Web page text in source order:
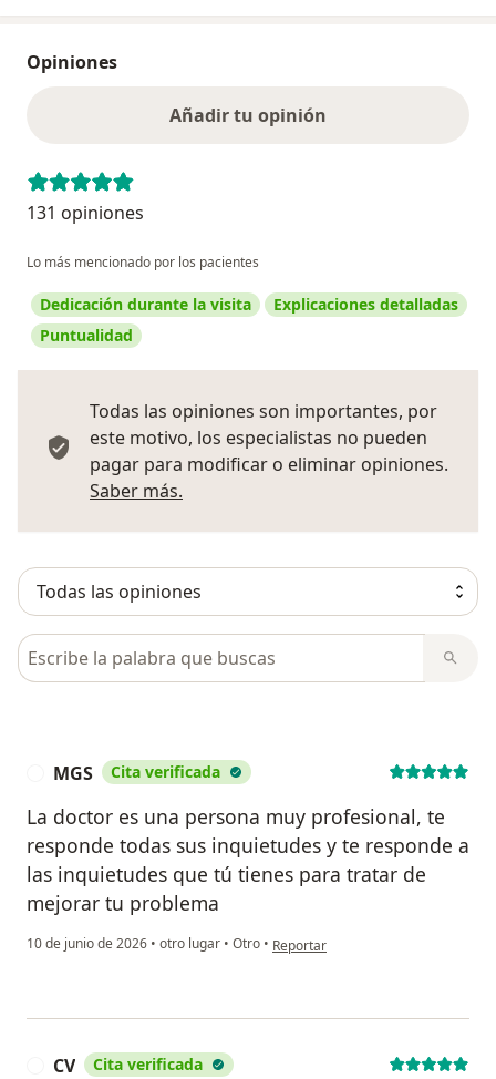
Opiniones
Añadir tu opinión
131 opiniones
Lo más mencionado por los pacientes
Dedicación durante la visita
Explicaciones detalladas
Puntualidad
Todas las opiniones son importantes, por
este motivo, los especialistas no pueden
pagar para modificar o eliminar opiniones.
Saber más.
Busca en opiniones
MGS Cita verificada
La doctor es una persona muy profesional, te
responde todas sus inquietudes y te responde a
las inquietudes que tú tienes para tratar de
mejorar tu problema
10 de junio de 2026 • otro lugar • Otro • en opinión del usuario MGS
Reportar
CV Cita verificada